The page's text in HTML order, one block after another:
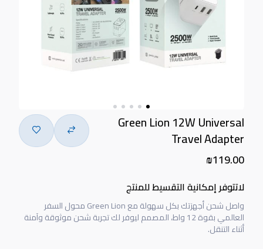
Green Lion 12W Universal
Travel Adapter
₪119.00
لاتتوفر إمكانية التقسيط للمنتج
واصل شحن أجهزتك بكل سهولة مع Green Lion محول السفر
العالمي بقوة 12 واط، المصمم ليوفر لك تجربة شحن موثوقة وآمنة
أثناء التنقل.